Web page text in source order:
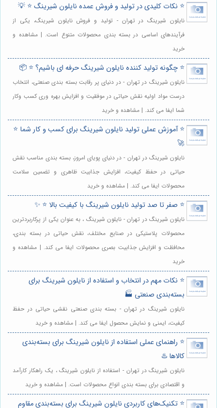
⭐️ نکات کلیدی در تولید و فروش عمده نایلون شیرینگ ⭐️ 💡
نایلون شیرینگ در تهران - تولید و فروش نایلون شیرینگ، یکی از
فرآیندهای اساسی در بسته بندی محصولات متنوع است. | مشاهده و
خرید
⭐️ چگونه تولید کننده نایلون شیرینگ حرفه ای باشیم؟ ⭐️ 📦
نایلون شیرینگ در تهران - در دنیای پر رقابت بسته بندی صنعتی، انتخاب
درست مواد اولیه نقش حیاتی در موفقیت و افزایش بهره وری کسب وکار
شما ایفا می کند. | مشاهده و خرید
⭐️ آموزش عملی تولید نایلون شیرینگ برای کسب و کار شما ⭐️
🚀
نایلون شیرینگ در تهران - در دنیای پویای امروز، بسته بندی مناسب نقش
حیاتی در حفظ کیفیت، افزایش جذابیت ظاهری و تضمین سلامت
محصولات ایفا می کند. | مشاهده و خرید
⭐️ صفر تا صد تولید نایلون شیرینگ با کیفیت بالا ⭐️ ✨
نایلون شیرینگ در تهران - نایلون شیرینگ ، به عنوان یکی از پرکاربردترین
محصولات پلاستیکی در صنایع مختلف، نقش حیاتی در بسته بندی،
محافظت و افزایش جذابیت بصری محصولات ایفا می کند. | مشاهده و
خرید
⭐️ نکات مهم در انتخاب و استفاده از نایلون شیرینگ برای
بسته‌بندی صنعتی 🏭
نایلون شیرینگ در تهران - بسته بندی صنعتی نقشی حیاتی در حفظ
کیفیت، ایمنی و نمایش محصول ایفا می کند. | مشاهده و خرید
⭐️ راهنمای عملی استفاده از نایلون شیرینگ برای بسته‌بندی
کالاها ♨️
نایلون شیرینگ در تهران - استفاده از نایلون شیرینگ ، یک راهکار کارآمد
و اقتصادی برای بسته بندی انواع محصولات است. | مشاهده و خرید
⭐️ تکنیک‌های کاربردی نایلون شیرینگ برای بسته‌بندی مقاوم